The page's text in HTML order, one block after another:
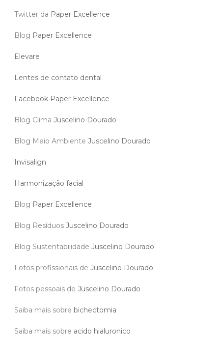
Twitter da Paper Excellence
Blog Paper Excellence
Elevare
Lentes de contato dental
Facebook Paper Excellence
Blog Clima Juscelino Dourado
Blog Meio Ambiente Juscelino Dourado
Invisalign
Harmonização facial
Blog Paper Excellence
Blog Resíduos Juscelino Dourado
Blog Sustentabilidade Juscelino Dourado
Fotos profissionais de Juscelino Dourado
Fotos pessoais de Juscelino Dourado
Saiba mais sobre bichectomia
Saiba mais sobre acido hialuronico